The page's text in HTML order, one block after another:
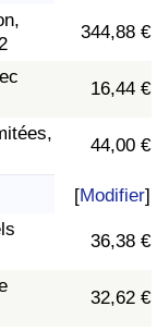
344,88 €
16,44 €
44,00 €
[Modifier]
36,38 €
32,62 €